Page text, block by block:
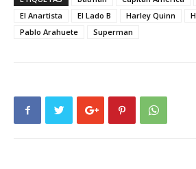
El Anartista
El Lado B Harley Quinn
Pablo Arahuete
Superman